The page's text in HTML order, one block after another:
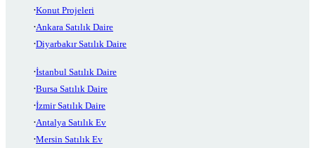
Konut Projeleri
Ankara Satılık Daire
Diyarbakır Satılık Daire
İstanbul Satılık Daire
Bursa Satılık Daire
İzmir Satılık Daire
Antalya Satılık Ev
Mersin Satılık Ev